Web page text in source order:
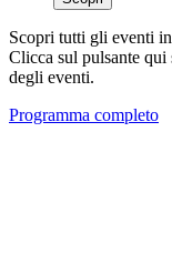
Scopri tutti gli eventi
Clicca sul pulsante
degli eventi.
Programma completo